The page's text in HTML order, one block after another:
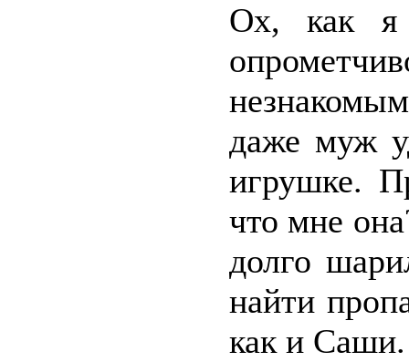
Ох, как я
даже муж
игрушке.
что мне
долго
найти
как и Саши.